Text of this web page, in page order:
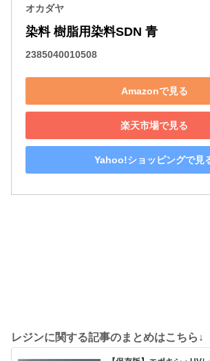
オカダヤ
染料 樹脂用染料SDN 青
2385040010508
Amazonで見る
楽天市場で見る
Yahoo!ショッピングで見
レジンに関する記事のまとめはこちら↓